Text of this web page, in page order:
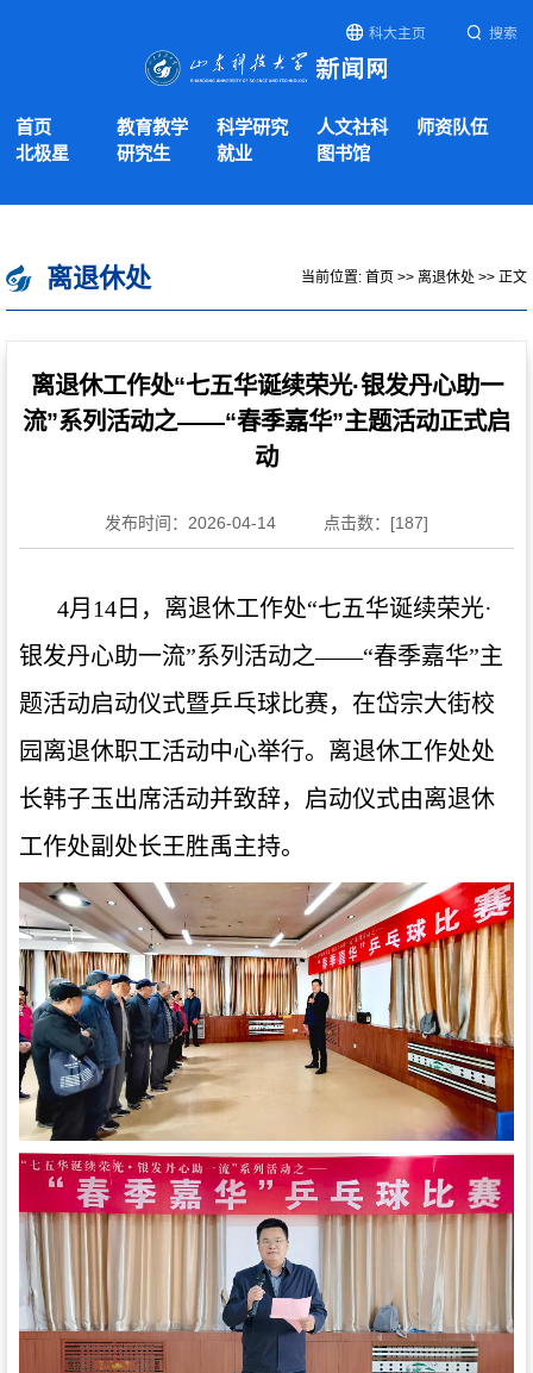
科大主页 搜索
首页 教育教学 科学研究 人文社科
师资队伍
北极星
研究生 就业 图书馆
离退休处 当前位置: 首页 >> 离退休处 >> 正文
离退休工作处“七五华诞续荣光·银发丹心助一
流”系列活动之——“春季嘉华”主题活动正式启
动
发布时间：2026-04-14 点击数：[187]
4月 14 日，离退休工作处“七五华诞续荣光·
银发丹心助一流”系列活动之——“春季嘉华”主
题活动启动仪式暨乒乓球比赛，在岱宗大街校
园离退休职工活动中心举行。离退休工作处处
长韩子玉出席活动并致辞，启动仪式由离退休
工作处副处长王胜禹主持。